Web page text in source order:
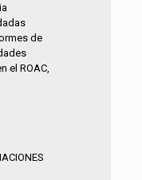
de
el ROAC,